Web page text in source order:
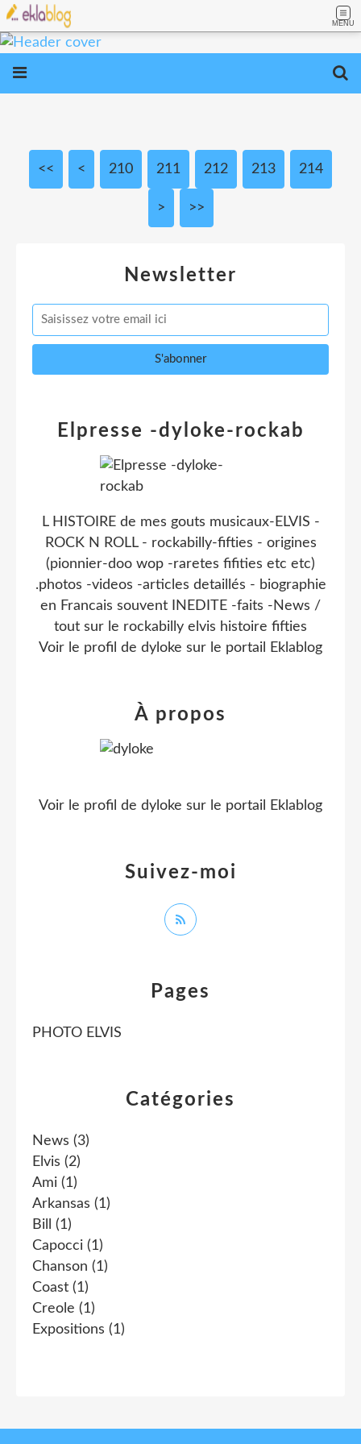
MENU
<< < 200
210 211 212 213 214
> >>
Newsletter
Catégories
News (3)
Elvis (2)
Ami (1)
Arkansas (1)
Bill
(1)
Capocci (1)
Chanson (1)
Coast (1)
Creole (1)
Expositions (1)
Pages
PHOTO ELVIS
Elpresse -dyloke-rockab
L HISTOIRE de mes gouts musicaux-ELVIS -
ROCK N ROLL - rockabilly-fifties - origines
(pionnier-doo wop -raretes fifities etc etc)
.photos -videos -articles detaillés - biographie
en Francais souvent INEDITE -faits -News /
tout sur le rockabilly elvis histoire fifties
Voir le profil de dyloke sur le portail Eklablog
Suivez-moi
À propos
Voir le profil de dyloke sur le portail Eklablog